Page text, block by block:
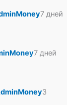
7 дней
7 дней
3